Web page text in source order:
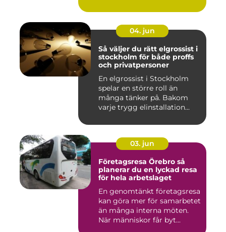
04. jun
Så väljer du rätt elgrossist i
stockholm för både proffs
och privatpersoner
En elgrossist i Stockholm
spelar en större roll än
många tänker på. Bakom
varje trygg elinstallation...
03. jun
Företagsresa Örebro så
planerar du en lyckad resa
för hela arbetslaget
En genomtänkt företagsresa
kan göra mer för samarbetet
än många interna möten.
När människor får byt...